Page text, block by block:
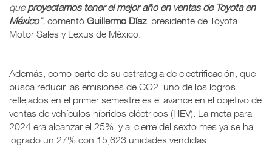
que proyectamos tener el mejor año en ventas de Toyota en
México”, comentó Guillermo Díaz, presidente de Toyota
Motor Sales y Lexus de México.
Además, como parte de su estrategia de electrificación, que
busca reducir las emisiones de CO2, uno de los logros
reflejados en el primer semestre es el avance en el objetivo de
ventas de vehículos híbridos eléctricos (HEV). La meta para
2024 era alcanzar el 25%, y al cierre del sexto mes ya se ha
logrado un 27% con 15,623 unidades vendidas.